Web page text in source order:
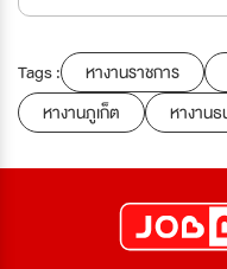
Tags : หางานราชการ
หางานภูเก็ต
หางาน